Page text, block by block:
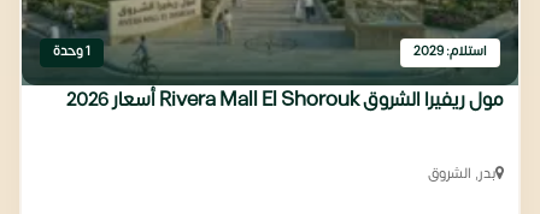
استلام: 2029 1 وحدة
مول ريفيرا الشروق Rivera Mall El Shorouk أسعار 2026
بدر, الشروق